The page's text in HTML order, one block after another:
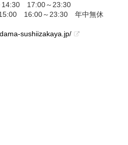
14:30 17:00～23:30
16:00～23:30 年中無休
sushiizakaya.jp/